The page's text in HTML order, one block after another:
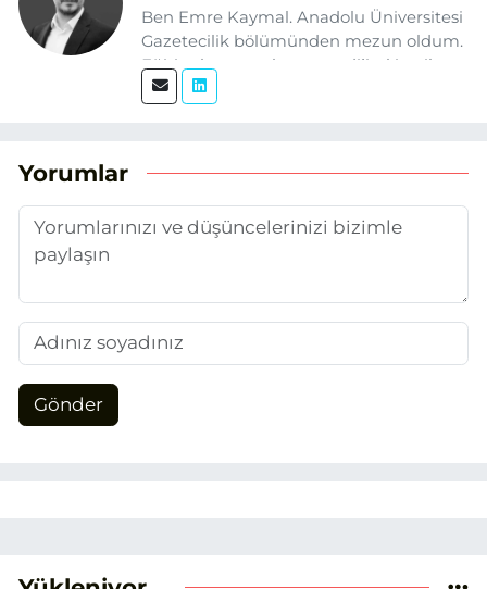
Ben Emre Kaymal. Anadolu Üniversitesi
Gazetecilik bölümünden mezun oldum.
Eğitim hayatım boyunca dijital içerik
üretimi ve arama motoru
temel alıyorum.
Yorumlar
Gönder